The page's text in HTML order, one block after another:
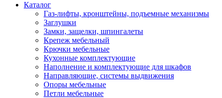
Каталог
Газ-лифты, кронштейны, подъемные механизмы
Заглушки
Замки, защелки, шпингалеты
Крепеж мебельный
Крючки мебельные
Кухонные комплектующие
Наполнение и комплектующие для шкафов
Направляющие, системы выдвижения
Опоры мебельные
Петли мебельные